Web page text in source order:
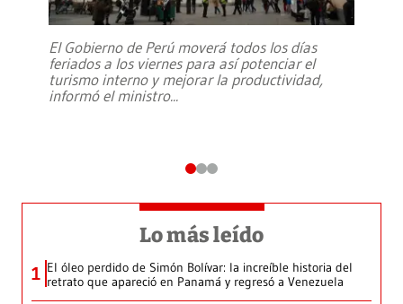
El Gobierno de Perú moverá todos los días
feriados a los viernes para así potenciar el
turismo interno y mejorar la productividad,
informó el ministro...
Lo más leído
1 El óleo perdido de Simón Bolívar: la increíble historia del
retrato que apareció en Panamá y regresó a Venezuela